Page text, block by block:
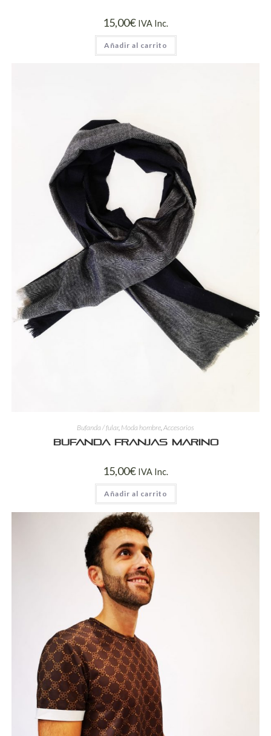
15,00€ IVA Inc.
Añadir al carrito
Bufanda / fular, Moda hombre,Accesorios
Bufanda franjas marino
15,00€ IVA Inc.
Añadir al carrito